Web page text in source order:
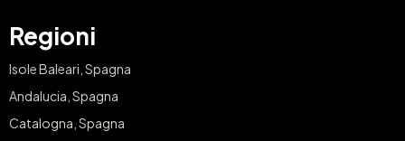
Regioni
Isole Baleari, Spagna
Andalucia, Spagna
Catalogna, Spagna